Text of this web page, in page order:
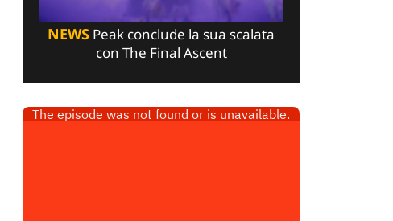
NEWS Peak conclude la sua scalata
con The Final Ascent